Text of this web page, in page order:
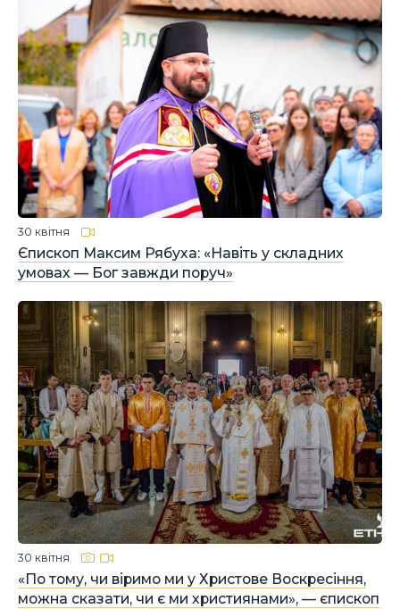
Єпископ Максим Рябуха: «Навіть у складних
умовах — Бог завжди поруч»
30 квітня
«По тому, чи віримо ми у Христове Воскресіння,
можна сказати, чи є ми християнами», — єпископ
30 квітня